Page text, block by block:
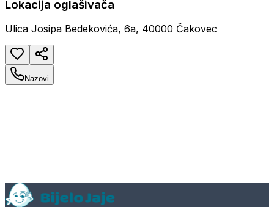
Lokacija oglašivača
Ulica Josipa Bedekovića, 6a, 40000 Čakovec
Nazovi